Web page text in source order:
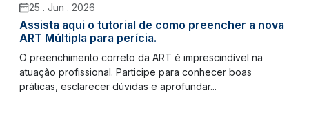
25 . Jun . 2026
Assista aqui o tutorial de como preencher a nova
ART Múltipla para perícia.
O preenchimento correto da ART é imprescindível na
atuação profissional. Participe para conhecer boas
práticas, esclarecer dúvidas e aprofundar...